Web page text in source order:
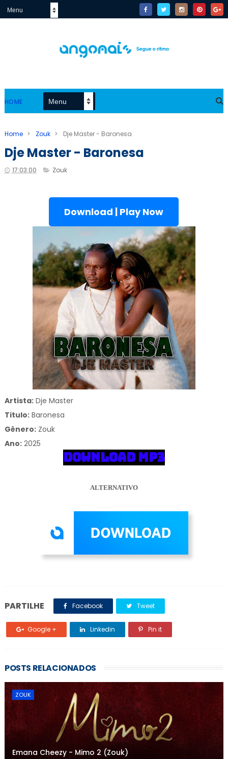
HOME
Home > Zouk > Dje Master - Baronesa
Dje Master - Baronesa
17:03:00 Zouk
Download | Play Now
Artista:Dje Master
Titulo:Baronesa
Gênero: Zouk
Ano:2025
DOWNLOAD MP3
ALTERNATIVO
PARTILHE Facebook Tweet
Google + Linkedin Pin it
POSTS RELACIONADOS
ZOUK
Emana Cheezy - Mimo 2 (Zouk)